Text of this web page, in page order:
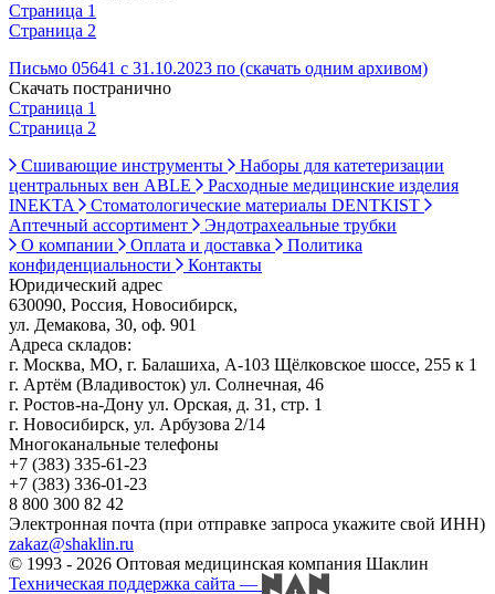
Страница 1
Страница 2
Письмо 05641 с 31.10.2023 по (скачать одним архивом)
Скачать постранично
Страница 1
Страница 2
Сшивающие инструменты
Наборы для катетеризации
центральных вен ABLE
Расходные медицинские изделия
INEKTA
Стоматологические материалы DENTKIST
Аптечный ассортимент
Эндотрахеальные трубки
О компании
Оплата и доставка
Политика
конфиденциальности
Контакты
Юридический адрес
630090, Россия, Новосибирск,
ул. Демакова, 30, оф. 901
Адреса складов:
г. Москва, МО, г. Балашиха, А-103 Щёлковское шоссе, 255 к 1
г. Артём (Владивосток) ул. Солнечная, 46
г. Ростов-на-Дону ул. Орская, д. 31, стр. 1
г. Новосибирск, ул. Арбузова 2/14
Многоканальные телефоны
+7 (383) 335-61-23
+7 (383) 336-01-23
8 800 300 82 42
Электронная почта (при отправке запроса укажите свой ИНН)
zakaz@shaklin.ru
© 1993 - 2026 Оптовая медицинская компания Шаклин
Техническая поддержка сайта —